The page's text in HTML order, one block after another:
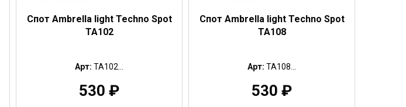
Спот Ambrella light Techno Spot
TA102
Арт: TA102...
530 ₽
Спот Ambrella light Techno Spot
TA108
Арт: TA108...
530 ₽